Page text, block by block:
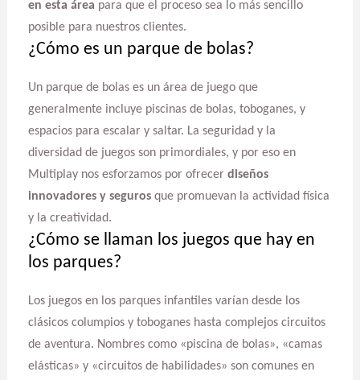
en esta área para que el proceso sea lo más sencillo
posible para nuestros clientes.
¿Cómo es un parque de bolas?
Un parque de bolas es un área de juego que
generalmente incluye piscinas de bolas, toboganes, y
espacios para escalar y saltar. La seguridad y la
diversidad de juegos son primordiales, y por eso en
Multiplay nos esforzamos por ofrecer diseños
innovadores y segurosque promuevan la actividad física
y la creatividad.
¿Cómo se llaman los juegos que hay en
los parques?
Los juegos en los parques infantiles varían desde los
clásicos columpios y toboganes hasta complejos circuitos
de aventura. Nombres como «piscina de bolas», «camas
elásticas» y «circuitos de habilidades» son comunes en